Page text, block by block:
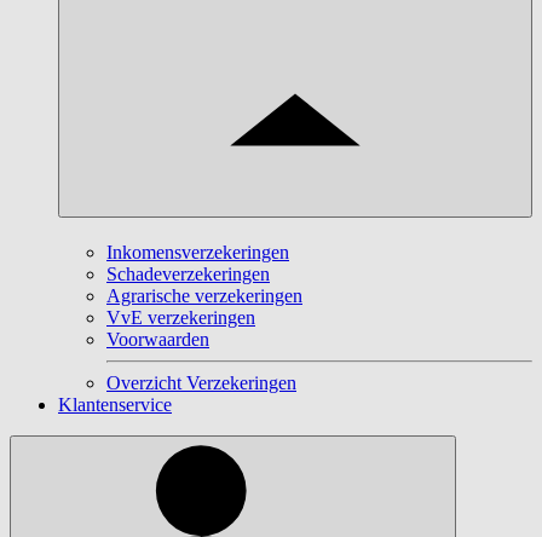
Inkomensverzekeringen
Schadeverzekeringen
Agrarische verzekeringen
VvE verzekeringen
Voorwaarden
Overzicht Verzekeringen
Klantenservice